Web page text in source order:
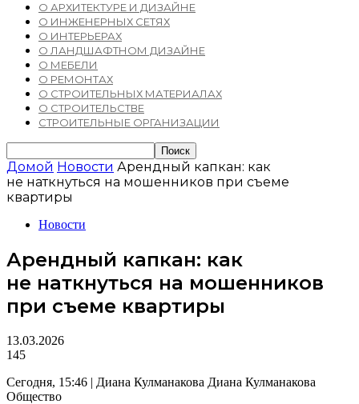
О АРХИТЕКТУРЕ И ДИЗАЙНЕ
О ИНЖЕНЕРНЫХ СЕТЯХ
О ИНТЕРЬЕРАХ
О ЛАНДШАФТНОМ ДИЗАЙНЕ
О МЕБЕЛИ
О РЕМОНТАХ
О СТРОИТЕЛЬНЫХ МАТЕРИАЛАХ
О СТРОИТЕЛЬСТВЕ
СТРОИТЕЛЬНЫЕ ОРГАНИЗАЦИИ
Домой Новости Арендный капкан: как
не наткнуться на мошенников при съеме
квартиры
Новости
Арендный капкан: как
не наткнуться на мошенников
при съеме квартиры
13.03.2026
145
Сегодня, 15:46 | Диана Кулманакова Диана Кулманакова
Общество